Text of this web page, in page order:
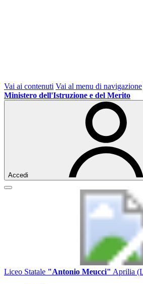
Vai ai contenuti Vai al menu di navigazione
Ministero dell'Istruzione e del Merito
Accedi
Liceo Statale "Antonio Meucci" Aprilia